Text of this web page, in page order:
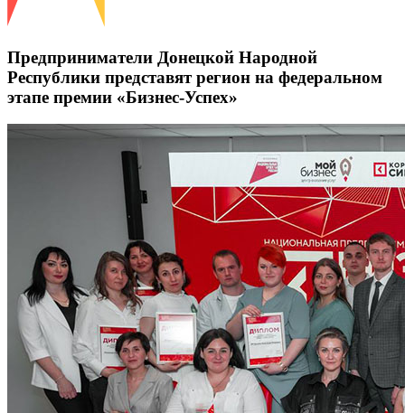
Предприниматели Донецкой Народной
Республики представят регион на федеральном
этапе премии «Бизнес-Успех»